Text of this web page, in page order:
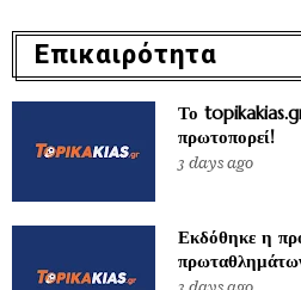
Επικαιρότητα
Το topikakias.gr
πρωτοπορεί!
3 days ago
Εκδόθηκε η